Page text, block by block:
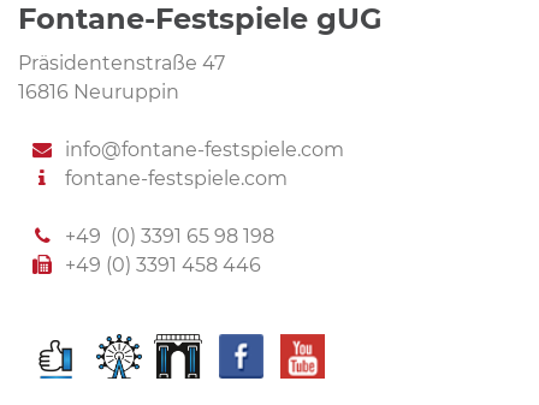
Fontane-Festspiele gUG
Präsidentenstraße 47
16816 Neuruppin
info@fontane-festspiele.com
fontane-festspiele.com
+49 (0) 3391 65 98 198
+49 (0) 3391 458 446